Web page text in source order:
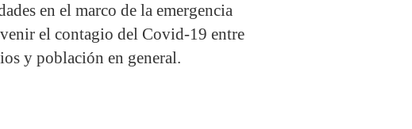
en el marco de la emergencia
el contagio del Covid-19 entre
y población en general.